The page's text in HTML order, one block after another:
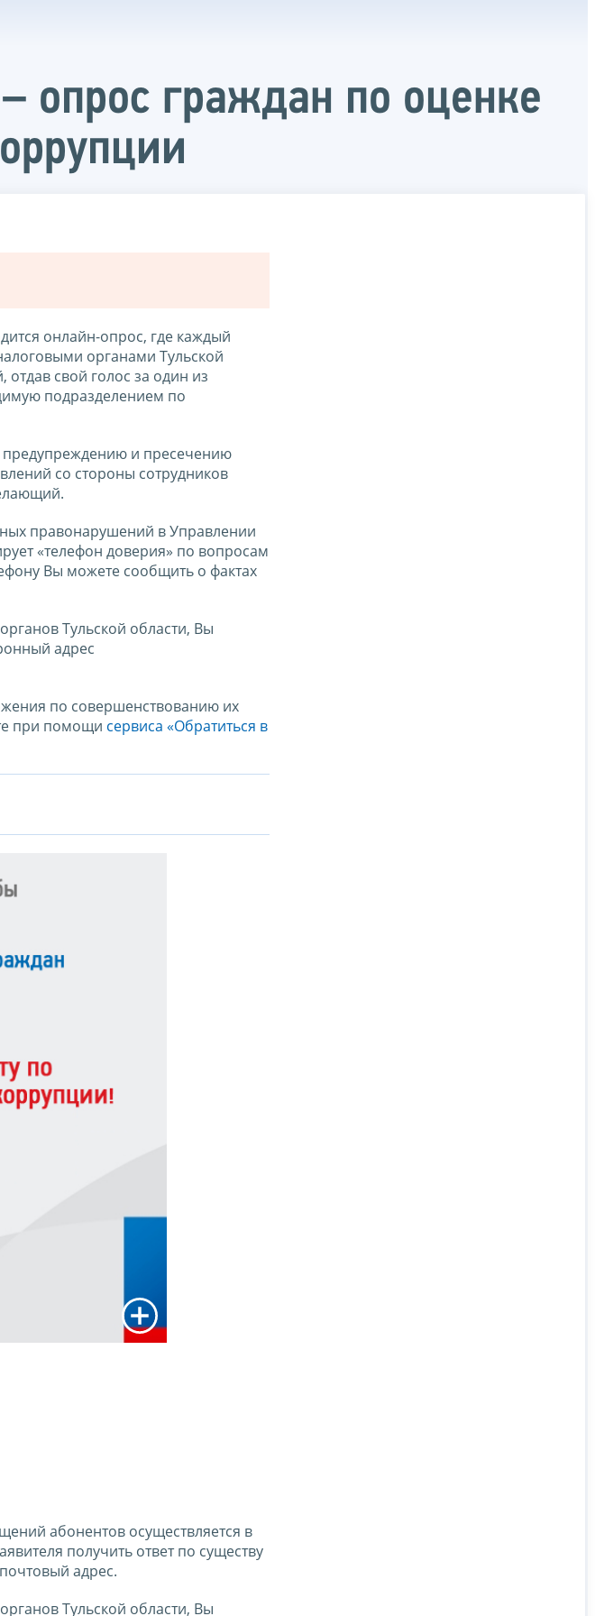
опрос граждан по оценке
онлайн-опрос, где каждый
органами Тульской
свой голос за один из
подразделением по
и пресечению
со стороны сотрудников
правонарушений в Управлении
«телефон доверия» по вопросам
Вы можете сообщить о фактах
Тульской области, Вы
адрес
по совершенствованию их
при помощи сервиса «Обратиться в
абонентов осуществляется в
получить ответ по существу
адрес.
Тульской области, Вы